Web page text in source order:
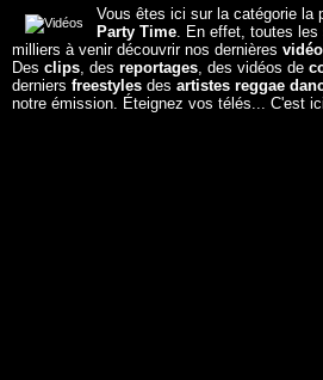
Vous êtes ici sur la catégorie la
Party Time. En effet, toutes
milliers à venir découvrir nos dernières
Des clips, des reportages, des vidéos de
derniers freestyles des artistes reggae
notre émission. Éteignez vos télés... C'est